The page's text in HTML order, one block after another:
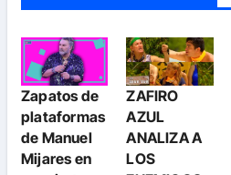
Zapatos de
plataformas
de Manuel
Mijares en
ZAFIRO
AZUL
ANALIZA A
LOS